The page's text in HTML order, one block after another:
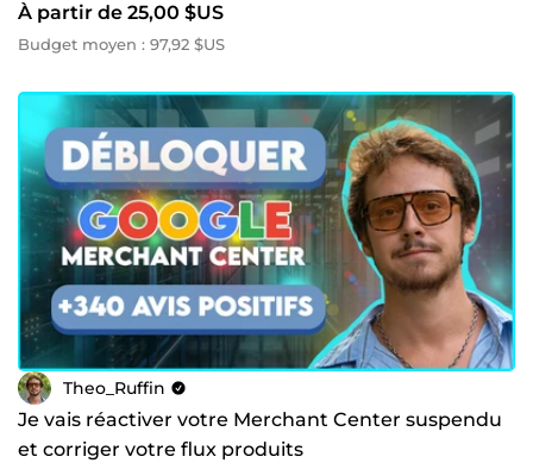
À partir de 25,00 $US
Budget moyen : 97,92 $US
Theo_Ruffin
Je vais réactiver votre Merchant Center suspendu
et corriger votre flux produits